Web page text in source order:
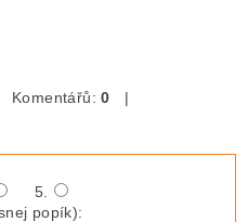
0 |
5.
popík):